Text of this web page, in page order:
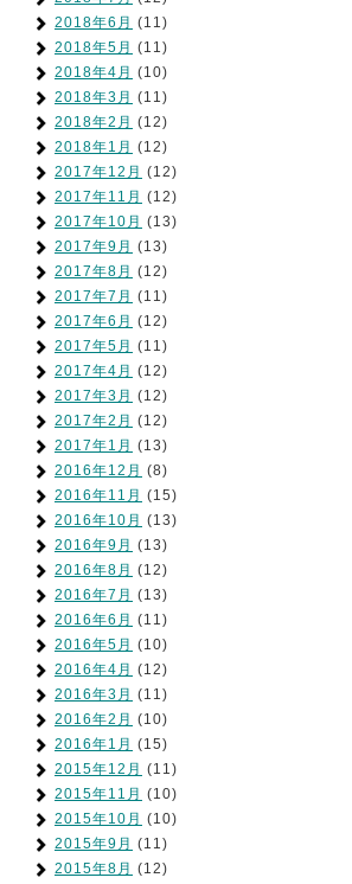
2018年6月 (11)
2018年5月 (11)
2018年4月 (10)
2018年3月 (11)
2018年2月 (12)
2018年1月 (12)
2017年12月 (12)
2017年11月 (12)
2017年10月 (13)
2017年9月 (13)
2017年8月 (12)
2017年7月 (11)
2017年6月 (12)
2017年5月 (11)
2017年4月 (12)
2017年3月 (12)
2017年2月 (12)
2017年1月 (13)
2016年12月 (8)
2016年11月 (15)
2016年10月 (13)
2016年9月 (13)
2016年8月 (12)
2016年7月 (13)
2016年6月 (11)
2016年5月 (10)
2016年4月 (12)
2016年3月 (11)
2016年2月 (10)
2016年1月 (15)
2015年12月 (11)
2015年11月 (10)
2015年10月 (10)
2015年9月 (11)
2015年8月 (12)